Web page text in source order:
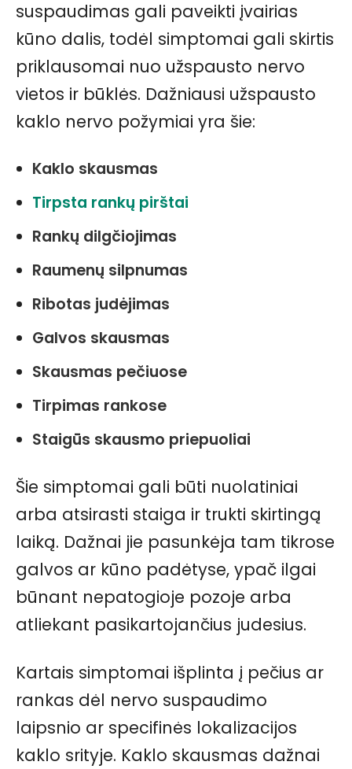
suspaudimas gali paveikti įvairias
kūno dalis, todėl simptomai gali skirtis
priklausomai nuo užspausto nervo
vietos ir būklės. Dažniausi užspausto
kaklo nervo požymiai yra šie:
Kaklo skausmas
Tirpsta rankų pirštai
Rankų dilgčiojimas
Raumenų silpnumas
Ribotas judėjimas
Galvos skausmas
Skausmas pečiuose
Tirpimas rankose
Staigūs skausmo priepuoliai
Šie simptomai gali būti nuolatiniai
arba atsirasti staiga ir trukti skirtingą
laiką. Dažnai jie pasunkėja tam tikrose
galvos ar kūno padėtyse, ypač ilgai
būnant nepatogioje pozoje arba
atliekant pasikartojančius judesius.
Kartais simptomai išplinta į pečius ar
rankas dėl nervo suspaudimo
laipsnio ar specifinės lokalizacijos
kaklo srityje. Kaklo skausmas dažnai